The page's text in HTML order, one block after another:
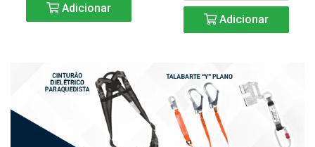
Adicionar
Adicionar